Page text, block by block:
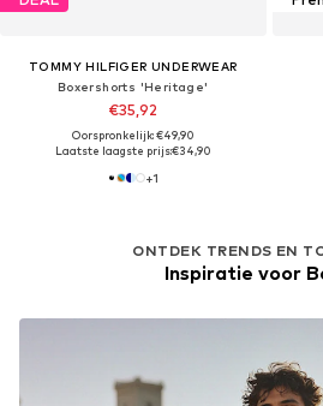
TOMMY HILFIGER UNDERWEAR
Boxershorts 'Heritage'
€35,92
Oorspronkelijk: €49,90
Laatste laagste prijs:€34,90
+1
ONTDEK TRENDS EN
Inspiratie voor